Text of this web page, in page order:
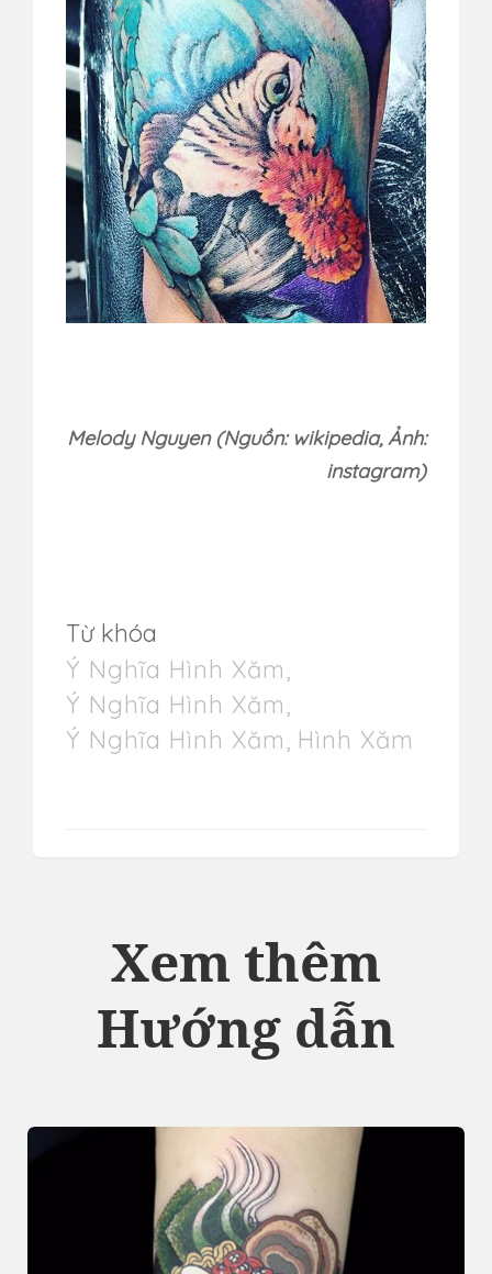
Melody Nguyen (Nguồn: wikipedia, Ảnh:
instagram)
Từ khóa
Ý Nghĩa Hình Xăm,
Ý Nghĩa Hình Xăm,
Ý Nghĩa Hình Xăm, Hình Xăm
Xem thêm
Hướng dẫn